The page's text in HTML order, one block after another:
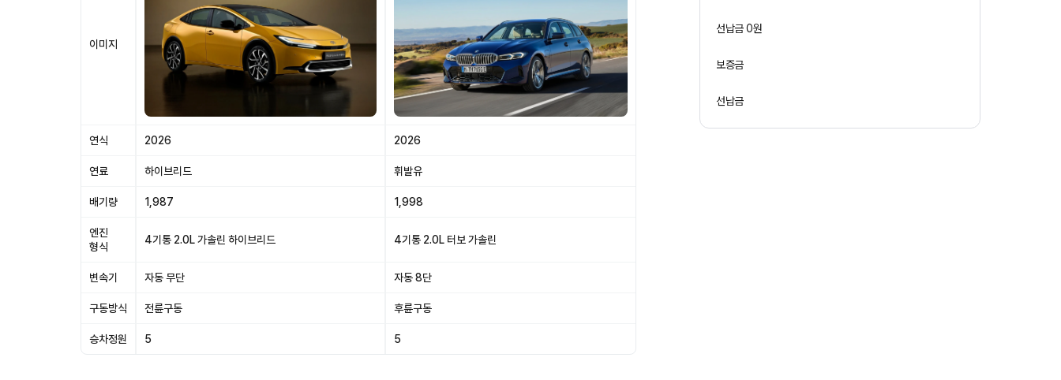
이미지
연식 2026 2026
연료 하이브리드 휘발유
배기량 1,987 1,998
엔진
형식
4기통 2.0L 가솔린 하이브리드 4기통 2.0L 터보 가솔린
변속기 자동 무단 자동 8단
구동방식 전륜구동 후륜구동
승차정원 5 5
선납금 0원
보증금
선납금